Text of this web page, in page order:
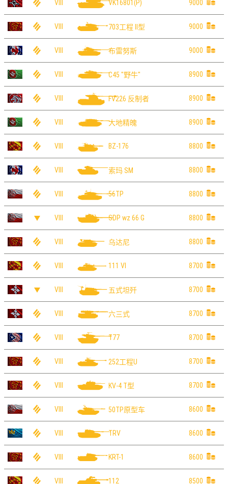
VIII VK16801(P) 9000
VIII 703工程 II型 9000
VIII 布雷努斯 9000
VIII C45 "野牛" 8900
VIII FV226 反制者 8900
VIII 大地精魄 8900
VIII BZ-176 8800
VIII 索玛 SM 8800
VIII 56TP 8800
VIII SDP wz 66 G 8800
VIII 乌达尼 8800
VIII 111 VI 8700
VIII 五式坦歼 8700
VIII 六三式 8700
VIII T77 8700
VIII 252工程U 8700
VIII KV-4 T型 8700
VIII 50TP原型车 8600
VIII TRV 8600
VIII KRT-1 8600
VIII 112 8500